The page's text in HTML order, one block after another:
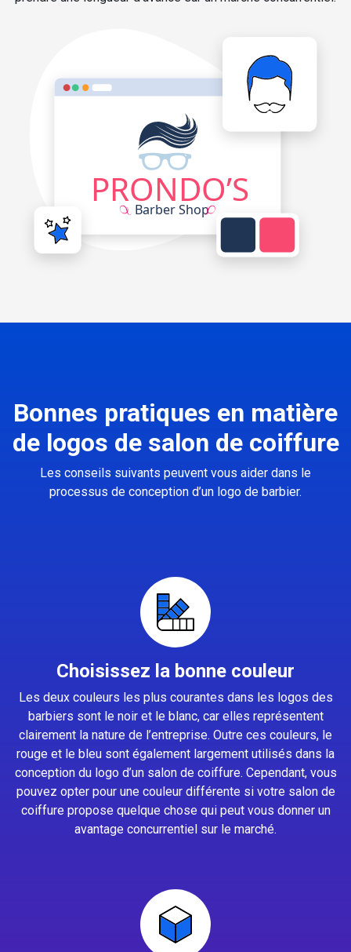
Bonnes pratiques en matière
de logos de salon de coiffure
Les conseils suivants peuvent vous aider dans le
processus de conception d’un logo de barbier.
Choisissez la bonne couleur
Les deux couleurs les plus courantes dans les logos des
barbiers sont le noir et le blanc, car elles représentent
clairement la nature de l’entreprise. Outre ces couleurs, le
rouge et le bleu sont également largement utilisés dans la
conception du logo d’un salon de coiffure. Cependant, vous
pouvez opter pour une couleur différente si votre salon de
coiffure propose quelque chose qui peut vous donner un
avantage concurrentiel sur le marché.